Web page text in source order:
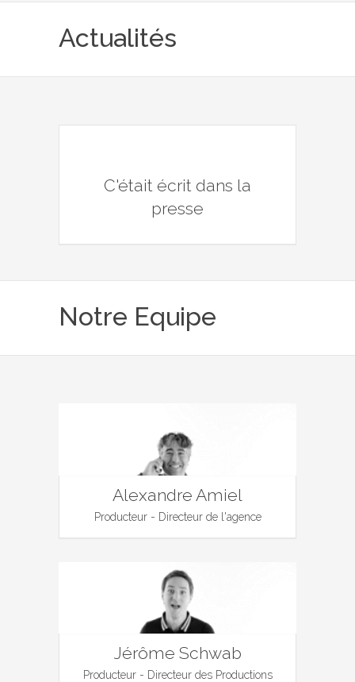
Actualités
C'était écrit dans la
presse
Notre Equipe
Alexandre Amiel
Producteur - Directeur de l'agence
Jérôme Schwab
Producteur - Directeur des Productions